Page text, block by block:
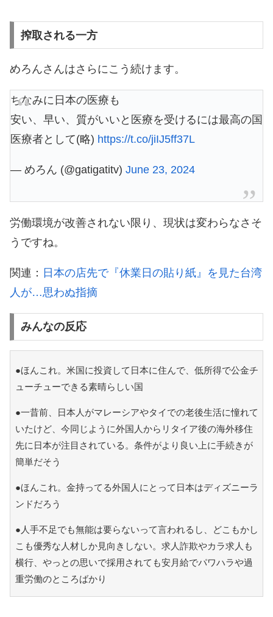
搾取される一方
めろんさんはさらにこう続けます。
ちなみに日本の医療も
安い、早い、質がいいと医療を受けるには最高の国
医療者として(略) https://t.co/jiIJ5ff37L
— めろん (@gatigatitv) June 23, 2024
労働環境が改善されない限り、現状は変わらなさそ
うですね。
関連： 日本の店先で『休業日の貼り紙』を見た台湾
人が…思わぬ指摘
みんなの反応
●ほんこれ。米国に投資して日本に住んで、低所得で公金チ
ューチューできる素晴らしい国
●一昔前、日本人がマレーシアやタイでの老後生活に憧れて
いたけど、今同じように外国人からリタイア後の海外移住
先に日本が注目されている。条件がより良い上に手続きが
簡単だそう
●ほんこれ。金持ってる外国人にとって日本はディズニーラ
ンドだろう
●人手不足でも無能は要らないって言われるし、どこもかし
こも優秀な人材しか見向きしない。求人詐欺やカラ求人も
横行、やっとの思いで採用されても安月給でパワハラや過
重労働のところばかり